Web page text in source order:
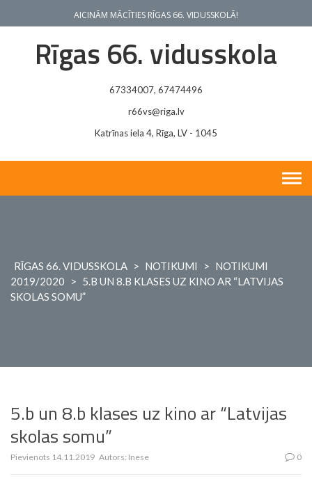
AICINĀM MĀCĪTIES RĪGAS 66. VIDUSSKOLĀ!
Rīgas 66. vidusskola
67334007, 67474496
r66vs@riga.lv
Katrīnas iela 4, Rīga, LV - 1045
RĪGAS 66. VIDUSSKOLA > NOTIKUMI > NOTIKUMI
2019/2020
> 5.B UN 8.B KLASES UZ KINO AR “LATVIJAS
SKOLAS SOMU”
5.b un 8.b klases uz kino ar “Latvijas
skolas somu”
Pievienots 14.11.2019 Autors: Inese 0